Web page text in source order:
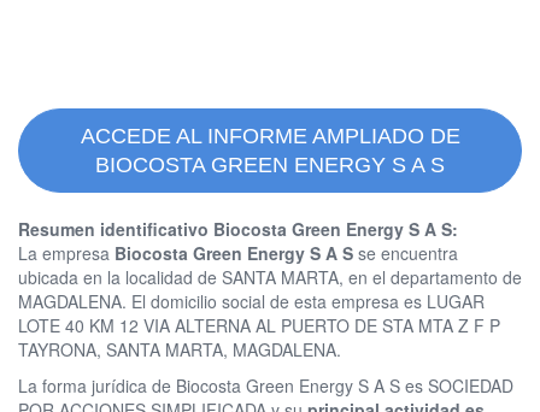
ACCEDE AL INFORME AMPLIADO DE
BIOCOSTA GREEN ENERGY S A S
Resumen identificativo Biocosta Green Energy S A S:
La empresa Biocosta Green Energy S A S se encuentra
ubicada en la localidad de SANTA MARTA, en el departamento de
MAGDALENA. El domicilio social de esta empresa es LUGAR
LOTE 40 KM 12 VIA ALTERNA AL PUERTO DE STA MTA Z F P
TAYRONA, SANTA MARTA, MAGDALENA.
La forma jurídica de Biocosta Green Energy S A S es SOCIEDAD